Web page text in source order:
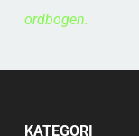
ordbogen.
KATEGORI